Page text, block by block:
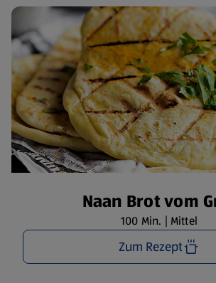
Naan Brot vom
100 Min. | Mittel
Zum Rezept